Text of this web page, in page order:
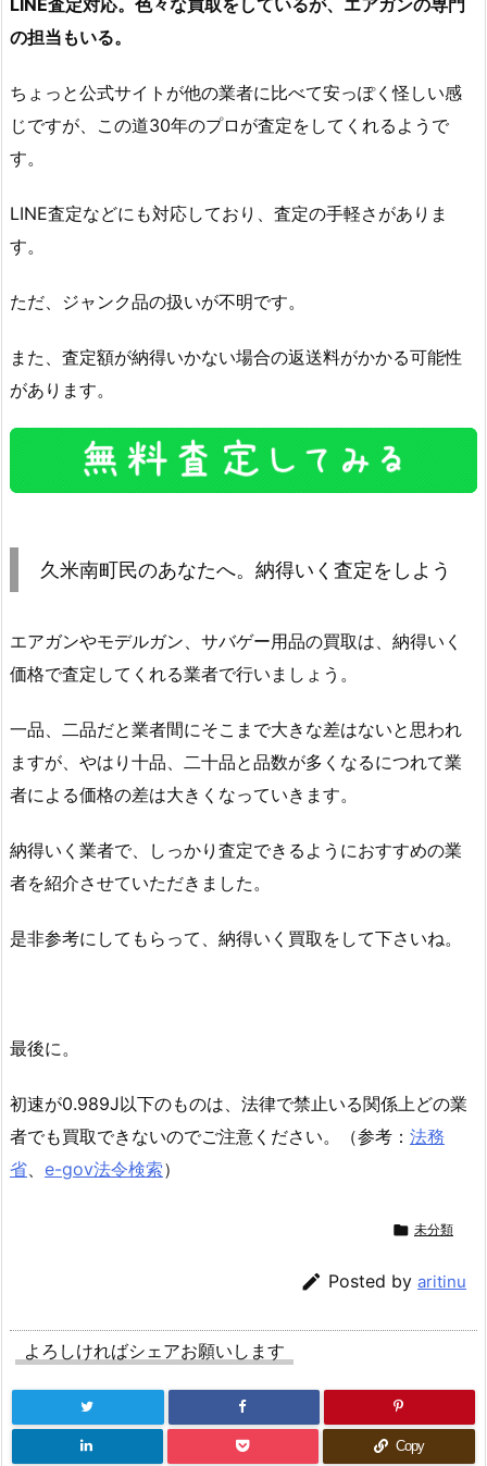
LINE査定対応。色々な買取をしているが、エアガンの専門
の担当もいる。
ちょっと公式サイトが他の業者に比べて安っぽく怪しい感
じですが、この道30年のプロが査定をしてくれるようで
す。
LINE査定などにも対応しており、査定の手軽さがありま
す。
ただ、ジャンク品の扱いが不明です。
また、査定額が納得いかない場合の返送料がかかる可能性
があります。
久米南町民のあなたへ。納得いく査定をしよう
エアガンやモデルガン、サバゲー用品の買取は、納得いく
価格で査定してくれる業者で行いましょう。
一品、二品だと業者間にそこまで大きな差はないと思われ
ますが、やはり十品、二十品と品数が多くなるにつれて業
者による価格の差は大きくなっていきます。
納得いく業者で、しっかり査定できるようにおすすめの業
者を紹介させていただきました。
是非参考にしてもらって、納得いく買取をして下さいね。
最後に。
初速が0.989J以下のものは、法律で禁止いる関係上どの業
者でも買取できないのでご注意ください。（参考： 法務
省、 e-gov法令検索）
 未分類
 Posted by aritinu
よろしければシェアお願いします
Copy